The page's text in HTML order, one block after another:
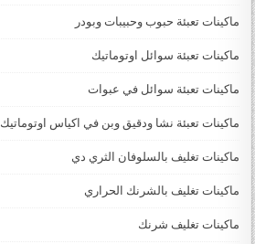
ماكينات تعبئة حبوب وحبيبات وبودر
ماكينات تعبئة سوائل اوتوماتيك
ماكينات تعبئة سوائل في عبوات
ماكينات تعبئة نشا ودقيق وبن في اكياس اوتوماتيك
ماكينات تغليف بالسلوفان الثري دي
ماكينات تغليف بالشرنك الحراري
ماكينات تغليف شرنك